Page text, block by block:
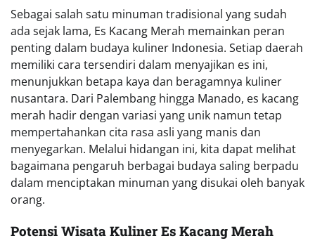
Sebagai salah satu minuman tradisional yang sudah
ada sejak lama, Es Kacang Merah memainkan peran
penting dalam budaya kuliner Indonesia. Setiap daerah
memiliki cara tersendiri dalam menyajikan es ini,
menunjukkan betapa kaya dan beragamnya kuliner
nusantara. Dari Palembang hingga Manado, es kacang
merah hadir dengan variasi yang unik namun tetap
mempertahankan cita rasa asli yang manis dan
menyegarkan. Melalui hidangan ini, kita dapat melihat
bagaimana pengaruh berbagai budaya saling berpadu
dalam menciptakan minuman yang disukai oleh banyak
orang.
Potensi Wisata Kuliner Es Kacang Merah